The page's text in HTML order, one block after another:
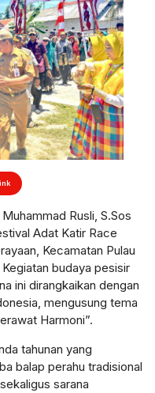
Rusli, S.Sos
Adat Katir Race
Kecamatan Pulau
budaya pesisir
ini dirangkaikan dengan
mengusung tema
Harmoni”.
tahunan yang
balap perahu tradisional
sarana